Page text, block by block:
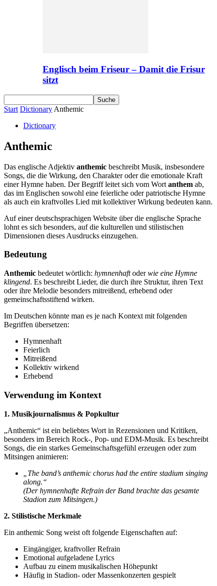
Englisch beim Friseur – Damit die Frisur
sitzt
Start Dictionary Anthemic
Dictionary
Anthemic
Das englische Adjektiv anthemic beschreibt Musik, insbesondere
Songs, die die Wirkung, den Charakter oder die emotionale Kraft
einer Hymne haben. Der Begriff leitet sich vom Wort anthem ab,
das im Englischen sowohl eine feierliche oder patriotische Hymne
als auch ein kraftvolles Lied mit kollektiver Wirkung bedeuten kann.
Auf einer deutschsprachigen Website über die englische Sprache
lohnt es sich besonders, auf die kulturellen und stilistischen
Dimensionen dieses Ausdrucks einzugehen.
Bedeutung
Anthemic bedeutet wörtlich: hymnenhaftoderwie eine Hymne
klingend. Es beschreibt Lieder, die durch ihre Struktur, ihren Text
oder ihre Melodie besonders mitreißend, erhebend oder
gemeinschaftsstiftend wirken.
Im Deutschen könnte man es je nach Kontext mit folgenden
Begriffen übersetzen:
Hymnenhaft
Feierlich
Mitreißend
Kollektiv wirkend
Erhebend
Verwendung im Kontext
1. Musikjournalismus & Popkultur
„Anthemic“ ist ein beliebtes Wort in Rezensionen und Kritiken,
besonders im Bereich Rock-, Pop- und EDM-Musik. Es beschreibt
Songs, die ein starkes Gemeinschaftsgefühl erzeugen oder zum
Mitsingen animieren:
„The band’s anthemic chorus had the entire stadium singing
along.“
(Der hymnenhafte Refrain der Band brachte das gesamte
Stadion zum Mitsingen.)
2. Stilistische Merkmale
Ein anthemic Song weist oft folgende Eigenschaften auf:
Eingängiger, kraftvoller Refrain
Emotional aufgeladene Lyrics
Aufbau zu einem musikalischen Höhepunkt
Häufig in Stadion- oder Massenkonzerten gespielt